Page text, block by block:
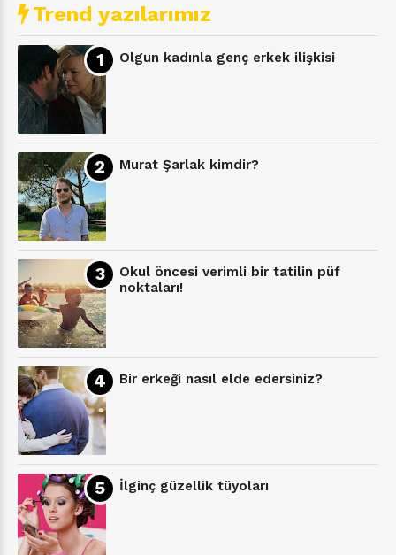
Trend yazılarımız
Olgun kadınla genç erkek ilişkisi
Murat Şarlak kimdir?
Okul öncesi verimli bir tatilin püf
noktaları!
Bir erkeği nasıl elde edersiniz?
İlginç güzellik tüyoları